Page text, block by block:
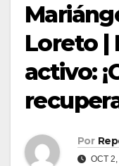
Loreto |
activo:
Por
OCT